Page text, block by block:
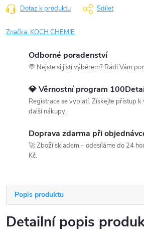
Dotaz k produktu Sdílet
Značka: KOCH CHEMIE
Odborné poradenství
💬 Nejste si jistí výběrem? Rádi Vám
💎 Věrnostní program
Registrace se vyplatí. Získejte přístup k
další nákupy.
Doprava zdarma při
🚀 Zboží skladem – odesíláme do 24
Kč.
Popis produktu
Detailní popis